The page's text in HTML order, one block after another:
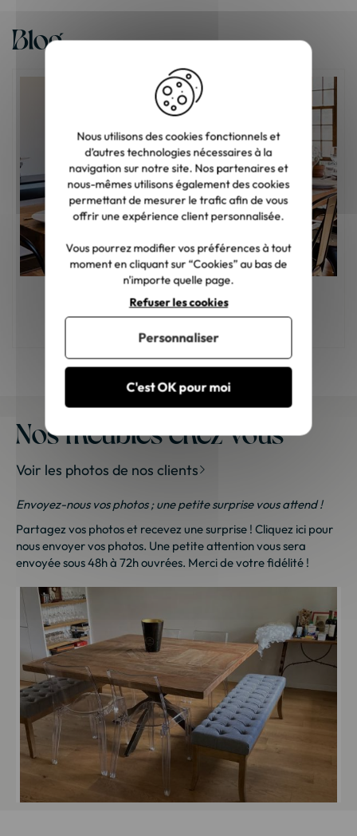
Blog
Comment aménager sa salle à manger ?
Nos meubles chez vous
Voir les photos de nos clients
Envoyez-nous vos photos ; une petite surprise vous attend !
Partagez vos photos et recevez une surprise ! Cliquez ici pour
nous envoyer vos photos. Une petite attention vous sera
envoyée sous 48h à 72h ouvrées. Merci de votre fidélité !
Nous utilisons des cookies fonctionnels et
d’autres technologies nécessaires à la
navigation sur notre site. Nos partenaires et
nous-mêmes utilisons également des cookies
permettant de mesurer le trafic afin de vous
offrir une expérience client personnalisée.
Vous pourrez modifier vos préférences à tout
moment en cliquant sur “Cookies” au bas de
n'importe quelle page.
C'est OK pour moi
Refuser les cookies
Personnaliser